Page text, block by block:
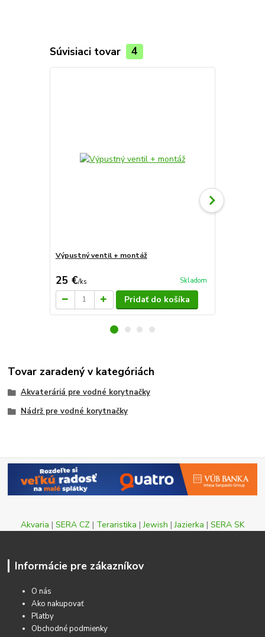
Súvisiaci tovar 4
Výpustný ventil + montáž
25 €/ks Skladom
Pridať do košíka
Tovar zaradený v kategóriách
Akvateráriá pre vodné korytnačky
Nádrž pre vodné korytnačky
Akvaria | SERA CZ | Teraristika |Jewish |Jazierka | SERA SK
Informácie pre zákazníkov
O nás
Ako nakupovať
Platby
Obchodné podmienky